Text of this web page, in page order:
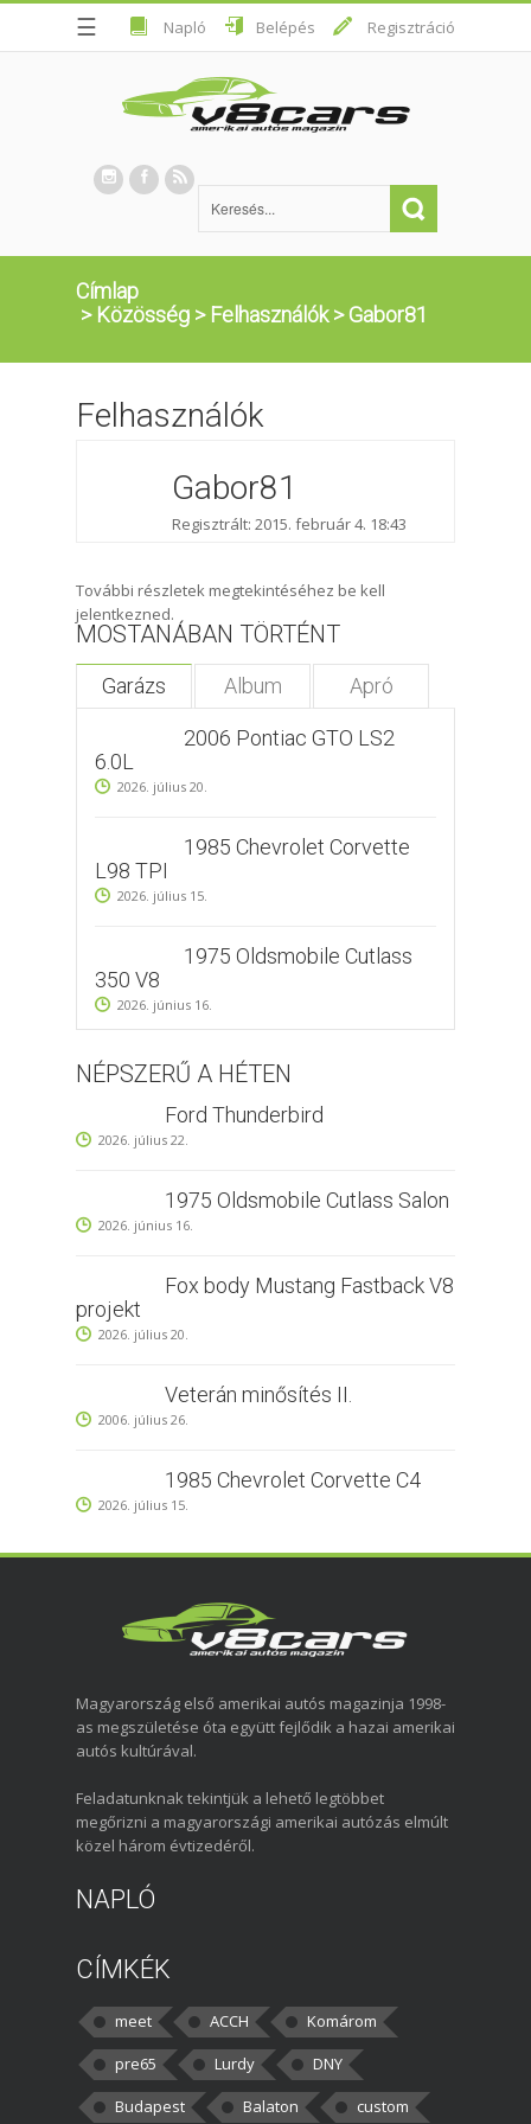
☰ Napló Belépés Regisztráció
Címlap
> Közösség > Felhasználók>Gabor81
Felhasználók
Gabor81
Regisztrált: 2015. február 4. 18:43
További részletek megtekintéséhez be kell
jelentkezned.
MOSTANÁBAN TÖRTÉNT
Garázs Album Apró
2006 Pontiac GTO LS2
6.0L
2026. július 20.
1985 Chevrolet Corvette
L98 TPI
2026. július 15.
1975 Oldsmobile Cutlass
350 V8
2026. június 16.
NÉPSZERŰ A HÉTEN
Ford Thunderbird
2026. július 22.
1975 Oldsmobile Cutlass Salon
2026. június 16.
Fox body Mustang Fastback V8
projekt
2026. július 20.
Veterán minősítés II.
2006. július 26.
1985 Chevrolet Corvette C4
2026. július 15.
Magyarország első amerikai autós magazinja 1998-
as megszületése óta együtt fejlődik a hazai amerikai
autós kultúrával.
Feladatunknak tekintjük a lehető legtöbbet
megőrizni a magyarországi amerikai autózás elmúlt
közel három évtizedéről.
NAPLÓ
CÍMKÉK
meet ACCH
Komárom
pre65
Lurdy
DNY
Budapest
Balaton custom